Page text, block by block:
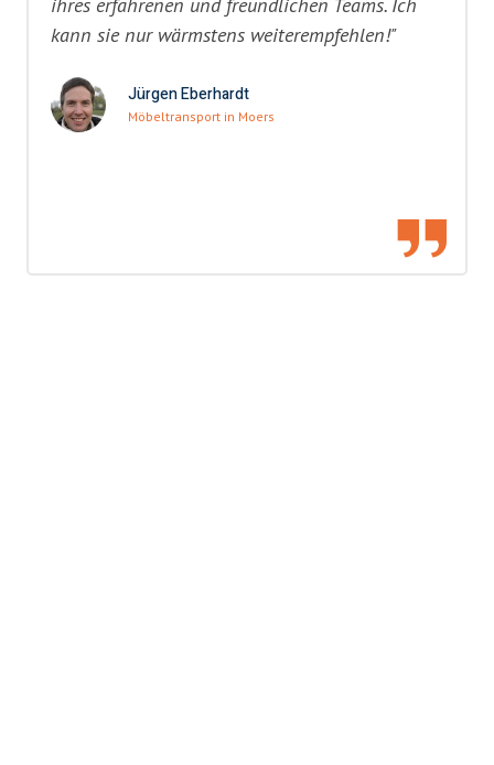
kann sie nur wärmstens weiterempfehlen!"
Jürgen Eberhardt
Möbeltransport in Moers